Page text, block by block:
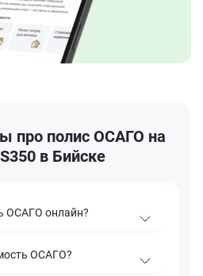
про полис ОСАГО на
в Бийске
ОСАГО онлайн?
ОСАГО?